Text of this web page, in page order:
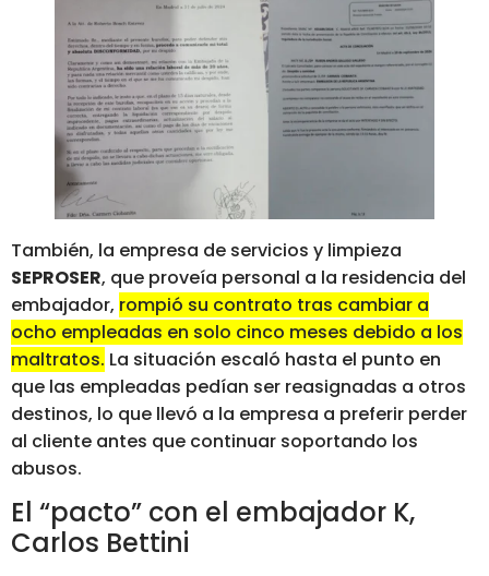
También, la empresa de servicios y limpieza
SEPROSER, que proveía personal a la residencia del
embajador, rompió su contrato tras cambiar a
ocho empleadas en solo cinco meses debido a los
maltratos. La situación escaló hasta el punto en
que las empleadas pedían ser reasignadas a otros
destinos, lo que llevó a la empresa a preferir perder
al cliente antes que continuar soportando los
abusos.
El “pacto” con el embajador K,
Carlos Bettini